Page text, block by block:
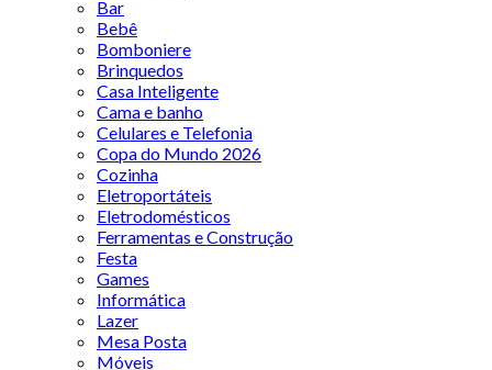
Bar
Bebê
Bomboniere
Brinquedos
Casa Inteligente
Cama e banho
Celulares e Telefonia
Copa do Mundo 2026
Cozinha
Eletroportáteis
Eletrodomésticos
Ferramentas e Construção
Festa
Games
Informática
Lazer
Mesa Posta
Móveis